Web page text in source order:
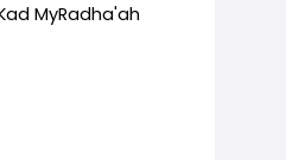
MyRadha'ah